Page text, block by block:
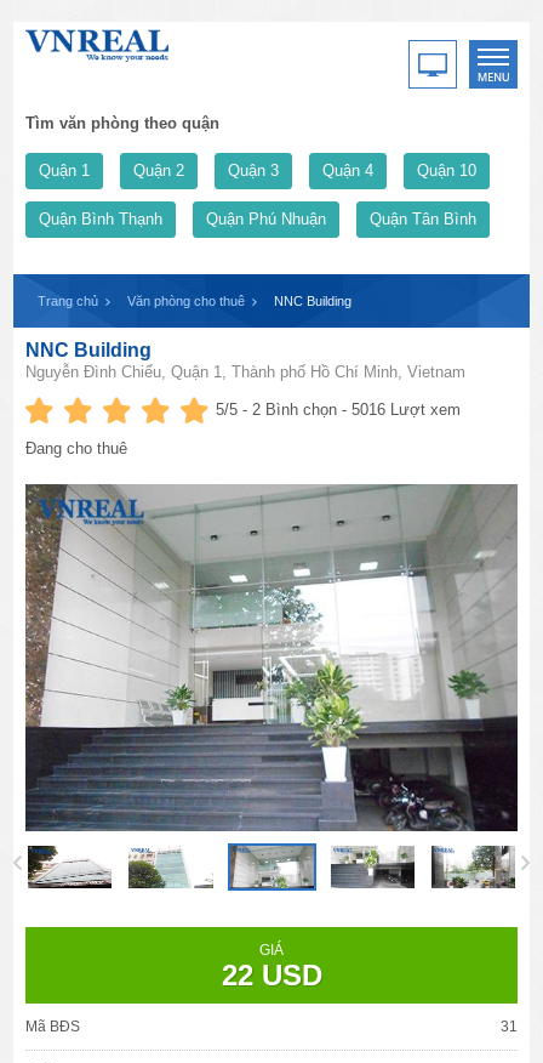
Tìm văn phòng theo quận
Quận 1 Quận 2 Quận 3 Quận 4 Quận 10
Quận Bình Thạnh Quận Phú Nhuận Quận Tân Bình
Trang chủ Văn phòng cho thuê NNC Building
NNC Building
Nguyễn Đình Chiểu, Quận 1, Thành phố Hồ Chí Minh, Vietnam
5/5 -2 Bình chọn - 5016 Lượt xem
Đang cho thuê
GIÁ
22 USD
Mã BĐS 31